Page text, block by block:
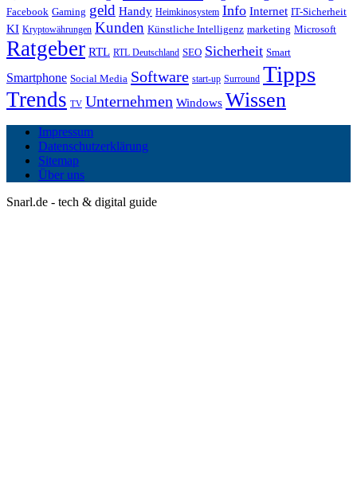
Facebook Gaming geld Handy Heimkinosystem Info Internet IT-Sicherheit
KI Kryptowährungen Kunden Künstliche Intelligenz marketing Microsoft
Ratgeber RTL RTL Deutschland SEO Sicherheit Smart
Smartphone Social Media Software start-up Surround Tipps
Trends TV Unternehmen Windows Wissen
Impressum
Datenschutzerklärung
Sitemap
Über uns
Snarl.de - tech & digital guide